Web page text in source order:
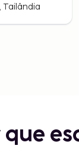
Tailândia
que